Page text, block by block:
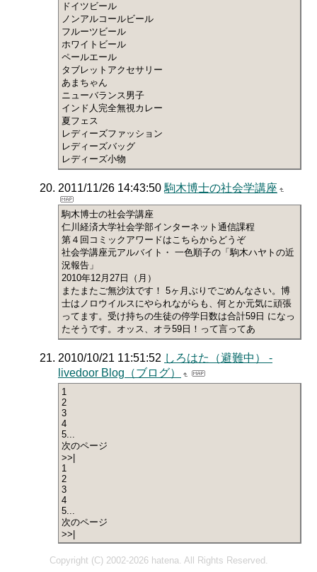
ドイツビール
ノンアルコールビール
フルーツビール
ホワイトビール
ペールエール
タブレットアクセサリー
あまちゃん
ニューバランス男子
インド人完全無視カレー
夏フェス
レディーズファッション
レディーズバッグ
レディーズ小物
2011/11/26 14:43:50 駒木博士の社会学講座
駒木博士の社会学講座
仁川経済大学社会学部インターネット通信課程
第４回コミックアワードはこちらからどうぞ
社会学講座元アルバイト・ 一色順子の「駒木ハヤトの近
況報告」
2010年12月27日（月）
またまたご無沙汰です！ 5ヶ月ぶりでごめんなさい。博
士はノロウイルスにやられながらも、何とか元気に頑張
ってます。受け持ちの生徒の停学日数は合計59日 になっ
たそうです。オッス、オラ59日！って言ってあ
2010/10/21 11:51:52 しろはた（避難中） -
livedoor Blog（ブログ）
1
2
3
4
5...
次のページ
>>|
1
2
3
4
5...
次のページ
>>|
Copyright (C) 2002-2026 hatena. All Rights Reserved.